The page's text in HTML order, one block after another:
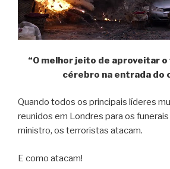
“O melhor jeito de aproveitar
cérebro na entrada do
Quando todos os principais líderes
reunidos em Londres para os
ministro, os terroristas atacam.
E como atacam!